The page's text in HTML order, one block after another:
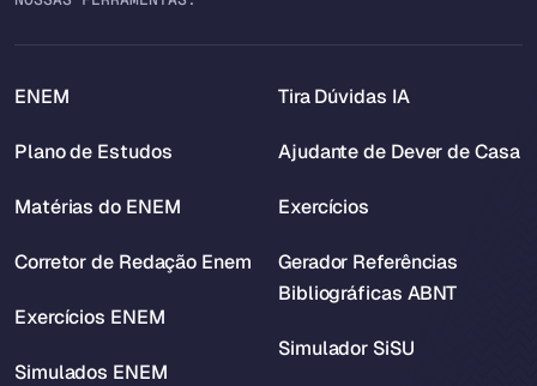
ENEM
Plano de Estudos
Matérias do ENEM
Corretor de Redação Enem
Exercícios ENEM
Simulados ENEM
Tira Dúvidas IA
Ajudante de Dever de Casa
Exercícios
Gerador Referências
Bibliográficas ABNT
Simulador SiSU